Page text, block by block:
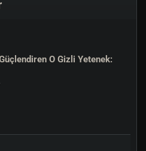
O Gizli Yetenek: